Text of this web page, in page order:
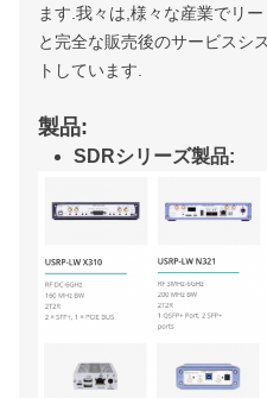
ます.我々は,様々な産業でリ
と完全な販売後のサービスシ
トしています.
製品:
SDRシリーズ製品: